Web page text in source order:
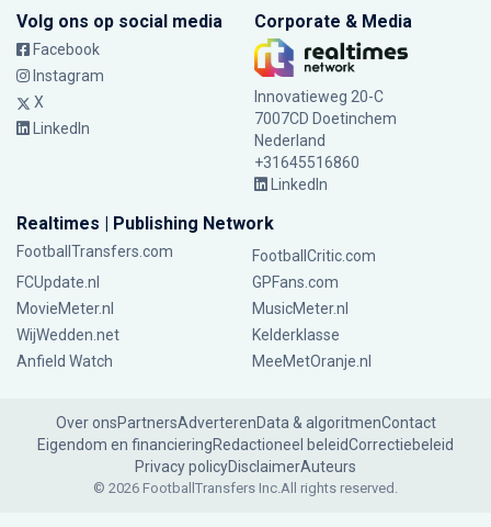
Volg ons op social media
Facebook
Instagram
X
LinkedIn
Corporate & Media
Innovatieweg 20-C
7007CD Doetinchem
Nederland
+31645516860
LinkedIn
Realtimes | Publishing Network
FootballTransfers.com
FootballCritic.com
FCUpdate.nl
GPFans.com
MovieMeter.nl
MusicMeter.nl
WijWedden.net
Kelderklasse
Anfield Watch
MeeMetOranje.nl
Over onsPartnersAdverterenData & algoritmenContact
Eigendom en financieringRedactioneel beleidCorrectiebeleid
Privacy policyDisclaimerAuteurs
© 2026 FootballTransfers Inc.All rights reserved.